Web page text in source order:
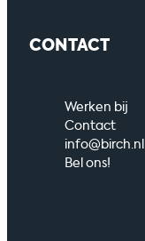
CONTACT
Werken bij
Contact
info@birch.nl
Bel ons!